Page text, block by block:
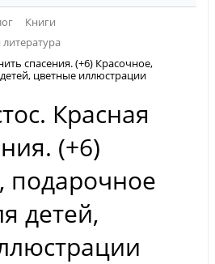
Книги
спасения. (+6) Красочное,
цветные иллюстрации
Красная
(+6)
подарочное
детей,